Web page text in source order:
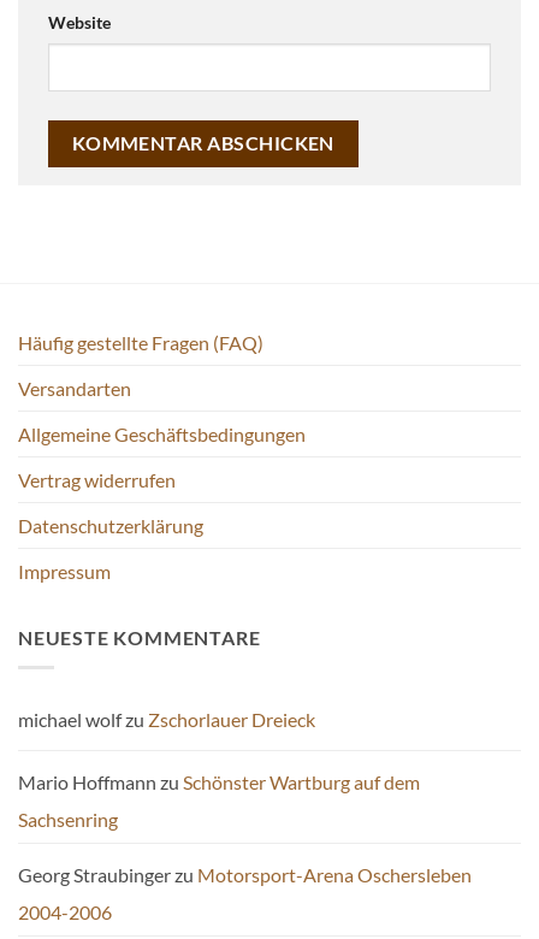
Website
Häufig gestellte Fragen (FAQ)
Versandarten
Allgemeine Geschäftsbedingungen
Vertrag widerrufen
Datenschutzerklärung
Impressum
NEUESTE KOMMENTARE
michael wolfzu Zschorlauer Dreieck
Mario Hoffmann zu Schönster Wartburg auf dem
Sachsenring
Georg Straubingerzu Motorsport-Arena Oschersleben
2004-2006